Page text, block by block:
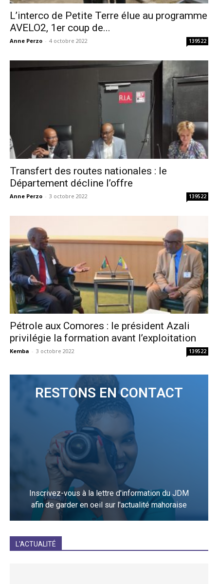
L’interco de Petite Terre élue au programme
AVELO2, 1er coup de...
Anne Perzo - 4 octobre 2022 139522
Transfert des routes nationales : le
Département décline l’offre
Anne Perzo - 3 octobre 2022 139522
Pétrole aux Comores : le président Azali
privilégie la formation avant l’exploitation
Kemba - 3 octobre 2022 139522
RESTONS EN CONTACT
Inscrivez-vous à la lettre d'information du JDM
afin de garder en oeil sur l'actualité mahoraise
L'ACTUALITÉ